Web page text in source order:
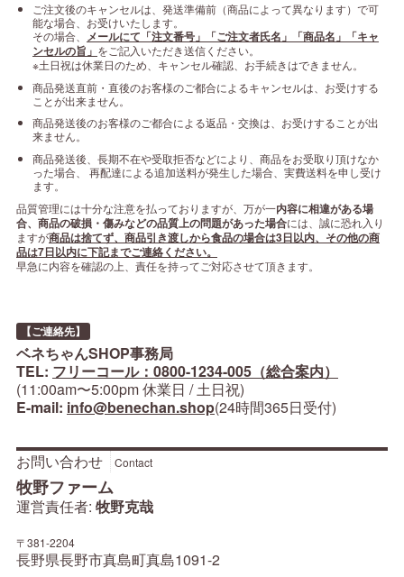
ご注文後のキャンセルは、発送準備前（商品によって異なります）で可
能な場合、お受けいたします。
その場合、 メールにて「注文番号」「ご注文者氏名」「商品名」「キャ
ンセルの旨」 をご記入いただき送信ください。
※土日祝は休業日のため、キャンセル確認、お手続きはできません。
商品発送直前・直後のお客様のご都合によるキャンセルは、お受けする
ことが出来ません。
商品発送後のお客様のご都合による返品・交換は、お受けすることが出
来ません。
商品発送後、長期不在や受取拒否などにより、商品をお受取り頂けなか
った場合、 再配達による追加送料が発生した場合、実費送料を申し受け
ます。
品質管理には十分な注意を払っておりますが、万が一内容に相違がある場
合、商品の破損・傷みなどの品質上の問題があった場合には、誠に恐れ入り
ますが商品は捨てず、商品引き渡しから食品の場合は3日以内、その他の商
品は7日以内に下記までご連絡ください。
早急に内容を確認の上、責任を持ってご対応させて頂きます。
【ご連絡先】
ベネちゃんSHOP事務局
TEL: フリーコール：0800-1234-005（総合案内）
(11:00am〜5:00pm 休業日 / 土日祝)
E-mail: info@benechan.shop(24時間365日受付)
お問い合わせ Contact
牧野ファーム
運営責任者: 牧野克哉
〒381-2204
長野県長野市真島町真島1091-2